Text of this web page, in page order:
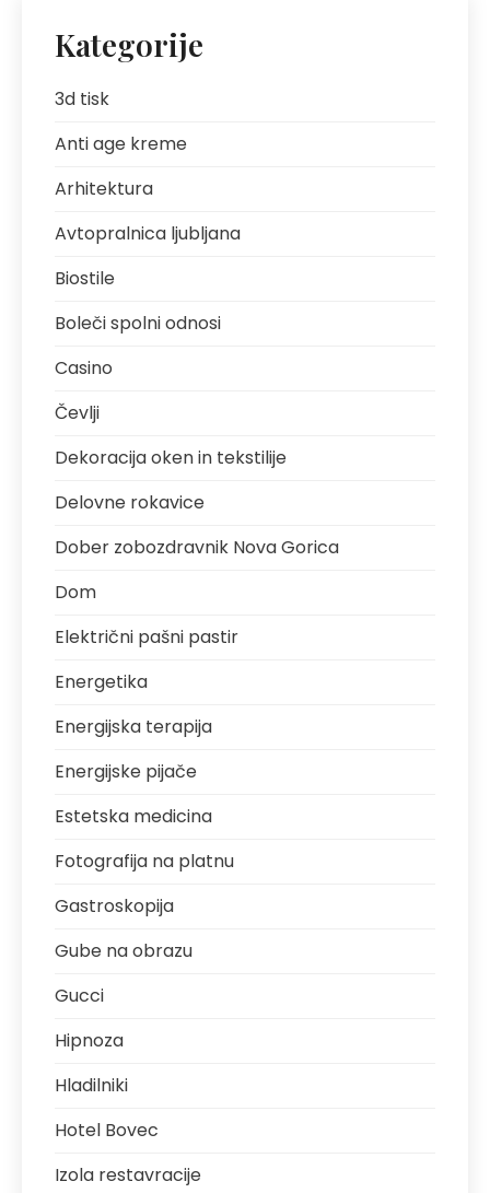
Kategorije
3d tisk
Anti age kreme
Arhitektura
Avtopralnica ljubljana
Biostile
Boleči spolni odnosi
Casino
Čevlji
Dekoracija oken in tekstilije
Delovne rokavice
Dober zobozdravnik Nova Gorica
Dom
Električni pašni pastir
Energetika
Energijska terapija
Energijske pijače
Estetska medicina
Fotografija na platnu
Gastroskopija
Gube na obrazu
Gucci
Hipnoza
Hladilniki
Hotel Bovec
Izola restavracije